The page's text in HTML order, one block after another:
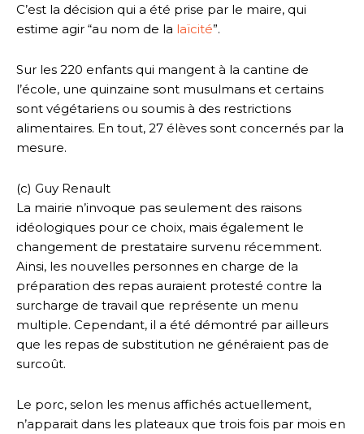
C’est la décision qui a été prise par le maire, qui
estime agir “au nom de la laïcité”.
Sur les 220 enfants qui mangent à la cantine de
l’école, une quinzaine sont musulmans et certains
sont végétariens ou soumis à des restrictions
alimentaires. En tout, 27 élèves sont concernés par la
mesure.
(c) Guy Renault
La mairie n’invoque pas seulement des raisons
idéologiques pour ce choix, mais également le
changement de prestataire survenu récemment.
Ainsi, les nouvelles personnes en charge de la
préparation des repas auraient protesté contre la
surcharge de travail que représente un menu
multiple. Cependant, il a été démontré par ailleurs
que les repas de substitution ne généraient pas de
surcoût.
Le porc, selon les menus affichés actuellement,
n’apparait dans les plateaux que trois fois par mois en